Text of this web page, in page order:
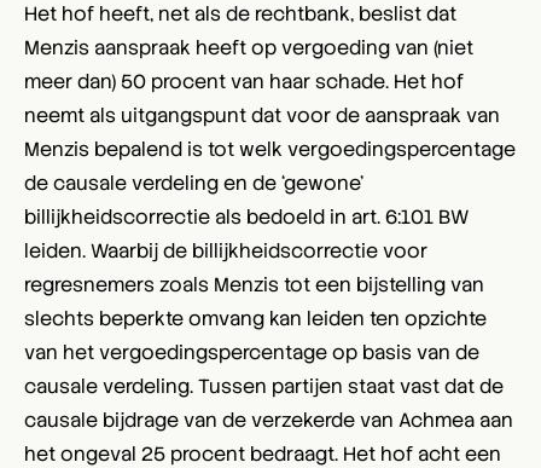
Het hof heeft, net als de rechtbank, beslist dat
Menzis aanspraak heeft op vergoeding van (niet
meer dan) 50 procent van haar schade. Het hof
neemt als uitgangspunt dat voor de aanspraak van
Menzis bepalend is tot welk vergoedingspercentage
de causale verdeling en de ‘gewone’
billijkheidscorrectie als bedoeld in art. 6:101 BW
leiden. Waarbij de billijkheidscorrectie voor
regresnemers zoals Menzis tot een bijstelling van
slechts beperkte omvang kan leiden ten opzichte
van het vergoedingspercentage op basis van de
causale verdeling. Tussen partijen staat vast dat de
causale bijdrage van de verzekerde van Achmea aan
het ongeval 25 procent bedraagt. Het hof acht een